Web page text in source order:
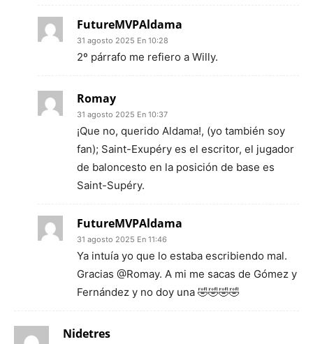
FutureMVPAldama
31 agosto 2025 En 10:28
2º párrafo me refiero a Willy.
Romay
31 agosto 2025 En 10:37
¡Que no, querido Aldama!, (yo también soy
fan); Saint-Exupéry es el escritor, el jugador
de baloncesto en la posición de base es
Saint-Supéry.
FutureMVPAldama
31 agosto 2025 En 11:46
Ya intuía yo que lo estaba escribiendo mal.
Gracias @Romay. A mi me sacas de Gómez y
Fernández y no doy una 🤣🤣🤣🤣
Nidetres